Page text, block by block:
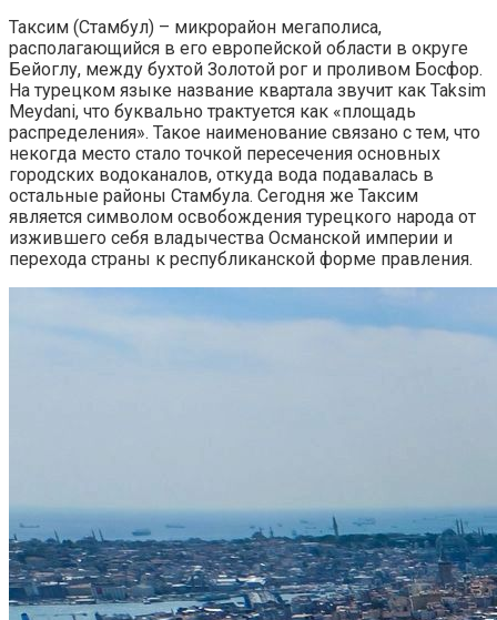
Таксим (Стамбул) – микрорайон мегаполиса,
располагающийся в его европейской области в округе
Бейоглу, между бухтой Золотой рог и проливом Босфор.
На турецком языке название квартала звучит как Taksim
Meydani, что буквально трактуется как «площадь
распределения». Такое наименование связано с тем, что
некогда место стало точкой пересечения основных
городских водоканалов, откуда вода подавалась в
остальные районы Стамбула. Сегодня же Таксим
является символом освобождения турецкого народа от
изжившего себя владычества Османской империи и
перехода страны к республиканской форме правления.